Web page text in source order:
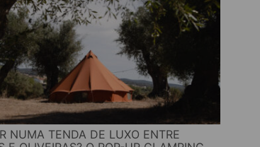
NUMA TENDA DE LUXO ENTRE